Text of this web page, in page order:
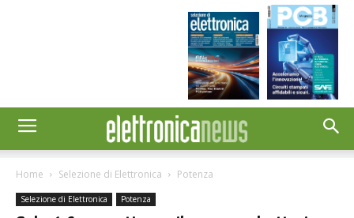
Home Selezione di Elettronica Potenza
Selezione di Elettronica Potenza